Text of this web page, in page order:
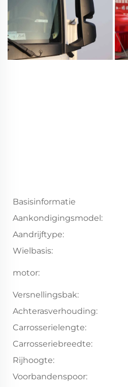
Basisinformatie
Aankondigingsmodel:
Aandrijftype:
Wielbasis:
motor:
Versnellingsbak:
Achterasverhouding:
Carrosserielengte:
Carrosseriebreedte:
Rijhoogte:
Voorbandenspoor: